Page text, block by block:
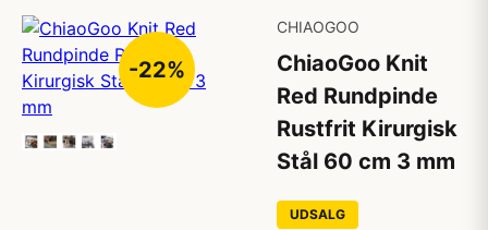
-22%
CHIAOGOO
ChiaoGoo Knit
Red Rundpinde
Rustfrit Kirurgisk
Stål 60 cm 3 mm
UDSALG